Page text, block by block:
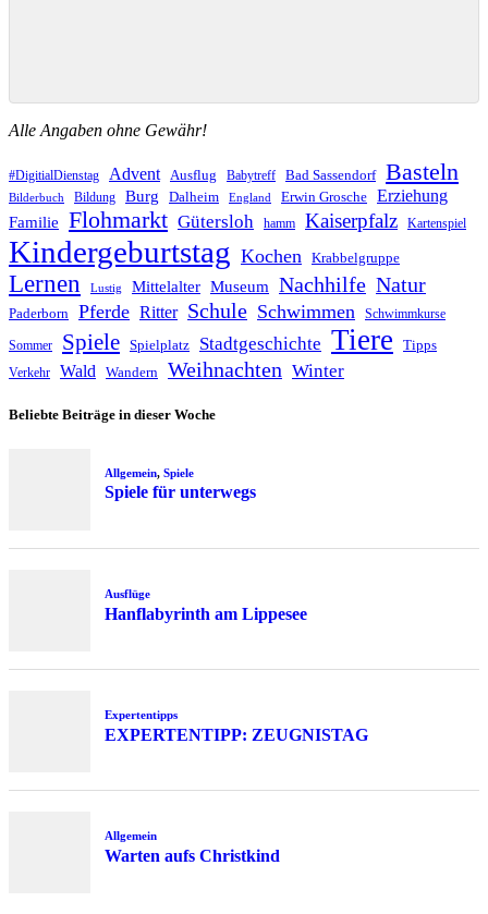
Alle Angaben ohne Gewähr!
#DigitialDienstag Advent Ausflug Babytreff Bad Sassendorf Basteln
Bilderbuch Bildung Burg Dalheim England Erwin Grosche Erziehung
Familie Flohmarkt Gütersloh hamm Kaiserpfalz Kartenspiel
Kindergeburtstag Kochen Krabbelgruppe
Lernen Lustig Mittelalter Museum Nachhilfe Natur
Paderborn Pferde Ritter Schule Schwimmen Schwimmkurse
Sommer Spiele Spielplatz Stadtgeschichte Tiere Tipps
Verkehr Wald Wandern Weihnachten Winter
Beliebte Beiträge in dieser Woche
Allgemein, Spiele
Spiele für unterwegs
Ausflüge
Hanflabyrinth am Lippesee
Expertentipps
EXPERTENTIPP: ZEUGNISTAG
Allgemein
Warten aufs Christkind